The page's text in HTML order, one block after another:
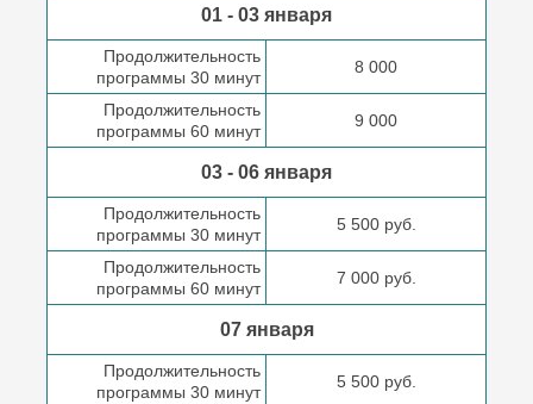
01 - 03 января
Продолжительность
программы 30 минут
8 000
Продолжительность
программы 60 минут
9 000
03 - 06 января
Продолжительность
программы 30 минут
5 500 руб.
Продолжительность
программы 60 минут
7 000 руб.
07 января
Продолжительность
программы 30 минут
5 500 руб.